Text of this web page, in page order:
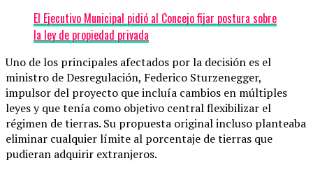
El Ejecutivo Municipal pidió al Concejo fijar postura sobre
la ley de propiedad privada
Uno de los principales afectados por la decisión es el
ministro de Desregulación, Federico Sturzenegger,
impulsor del proyecto que incluía cambios en múltiples
leyes y que tenía como objetivo central flexibilizar el
régimen de tierras. Su propuesta original incluso planteaba
eliminar cualquier límite al porcentaje de tierras que
pudieran adquirir extranjeros.